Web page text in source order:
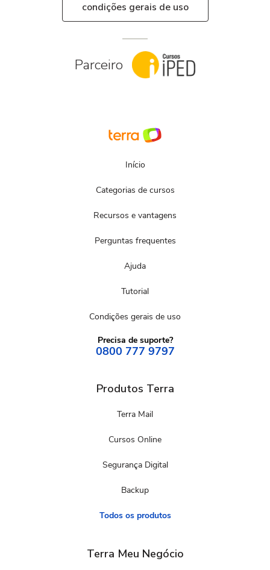
condições gerais de uso
Parceiro
Início
Categorias de cursos
Recursos e vantagens
Perguntas frequentes
Ajuda
Tutorial
Condições gerais de uso
Precisa de suporte?
0800 777 9797
Produtos Terra
Terra Mail
Cursos Online
Segurança Digital
Backup
Todos os produtos
Terra Meu Negócio